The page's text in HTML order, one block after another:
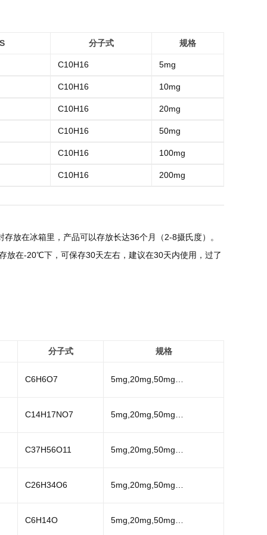
分子式 规格
C10H16 5mg
C10H16 10mg
C10H16 20mg
C10H16 50mg
C10H16 100mg
C10H16 200mg
放在冰箱里，产品可以存放长达36个月（2-8摄氏度）。
放在-20℃下，可保存30天左右，建议在30天内使用，过了
分子式 规格
C6H6O7 5mg,20mg,50mg…
C14H17NO7 5mg,20mg,50mg…
C37H56O11 5mg,20mg,50mg…
C26H34O6 5mg,20mg,50mg…
C6H14O 5mg,20mg,50mg…